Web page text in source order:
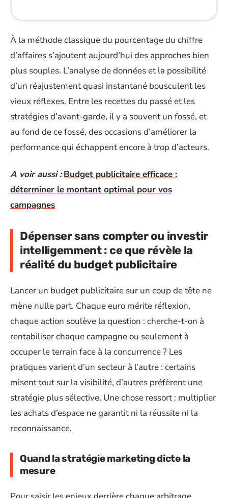
À la méthode classique du pourcentage du chiffre
d’affaires s’ajoutent aujourd’hui des approches bien
plus souples. L’analyse de données et la possibilité
d’un réajustement quasi instantané bousculent les
vieux réflexes. Entre les recettes du passé et les
stratégies d’avant-garde, il y a souvent un fossé, et
au fond de ce fossé, des occasions d’améliorer la
performance qui échappent encore à trop d’acteurs.
A voir aussi : Budget publicitaire efficace :
déterminer le montant optimal pour vos
campagnes
Dépenser sans compter ou investir
intelligemment : ce que révèle la
réalité du budget publicitaire
Lancer un budget publicitaire sur un coup de tête ne
mène nulle part. Chaque euro mérite réflexion,
chaque action soulève la question : cherche-t-on à
rentabiliser chaque campagne ou seulement à
occuper le terrain face à la concurrence ? Les
pratiques varient d’un secteur à l’autre : certains
misent tout sur la visibilité, d’autres préfèrent une
stratégie plus sélective. Une chose ressort : multiplier
les achats d’espace ne garantit ni la réussite ni la
reconnaissance.
Quand la stratégie marketing dicte la
mesure